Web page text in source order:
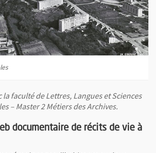
la faculté de Lettres, Langues et Sciences
– Master 2 Métiers des Archives.
documentaire de récits de vie à